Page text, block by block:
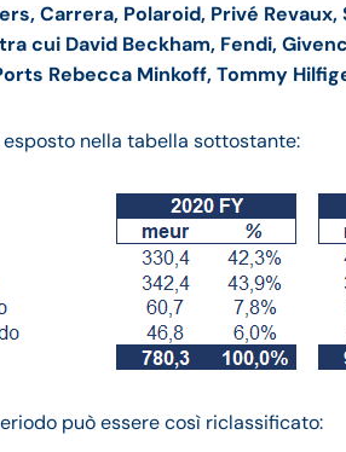
Carrera, Polaroid, Privé
cui David Beckham, Fendi,
Rebecca Minkoff, Tommy
esposto nella tabella sottostante:
può essere così riclassificato: